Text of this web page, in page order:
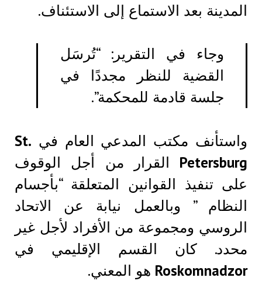
المدينة بعد الاستماع إلى الاستئناف.
وجاء في التقرير: “تُرسَل
القضية للنظر مجددًا في
جلسة قادمة للمحكمة”.
واستأنف مكتب المدعي العام في St.
Petersburg القرار من أجل الوقوف
على تنفيذ القوانين المتعلقة “بأجسام
النظام ” وبالعمل نيابة عن الاتحاد
الروسي ومجموعة من الأفراد لأجل غير
محدد. كان القسم الإقليمي في
Roskomnadzor هو المعني.